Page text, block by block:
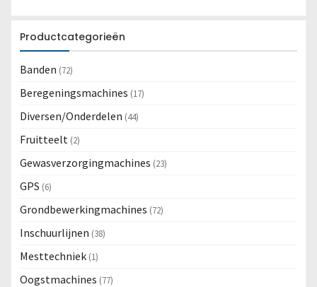
Productcategorieën
Banden (72)
Beregeningsmachines (17)
Diversen/Onderdelen (44)
Fruitteelt (2)
Gewasverzorgingmachines (23)
GPS (6)
Grondbewerkingmachines (72)
Inschuurlijnen (38)
Mesttechniek (1)
Oogstmachines (77)